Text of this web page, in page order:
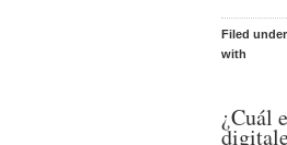
Filed under
with
¿Cuál